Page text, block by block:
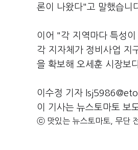
론이 나왔다"고 말했습니
이어 "각 지역마다 특성
각 지자체가 정비사업 지
을 확보해 오세훈 시장보
이수정 기자
이 기사는 뉴스토마토 보
ⓒ 맛있는 뉴스토마토, 무단